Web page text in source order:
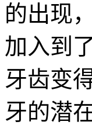
的出现
加入到
牙齿变
牙的潜